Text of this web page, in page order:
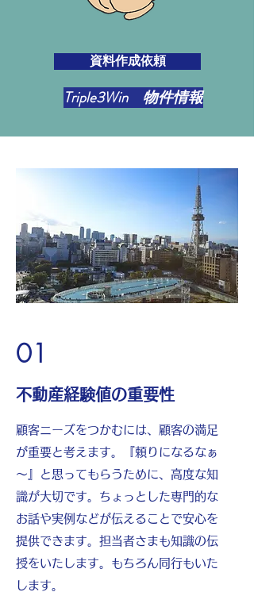
資料作成依頼
Triple3Win 物件情報
01
不動産経験値の重要性
顧客ニーズをつかむには、顧客の満足
が重要と考えます。『頼りになるなぁ
～』と思ってもらうために、高度な知
識が大切です。ちょっとした専門的な
お話や実例などが伝えることで安心を
提供できます。担当者さまも知識の伝
授をいたします。もちろん同行もいた
します。